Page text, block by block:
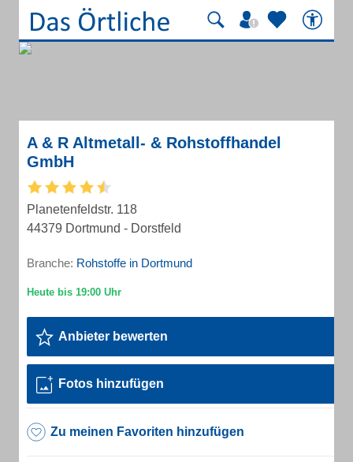
A & R Altmetall- & Rohstoffhandel
GmbH
Planetenfeldstr. 118
44379 Dortmund - Dorstfeld
Branche: Rohstoffe in Dortmund
Anbieter bewerten
Fotos hinzufügen
Zu meinen Favoriten hinzufügen